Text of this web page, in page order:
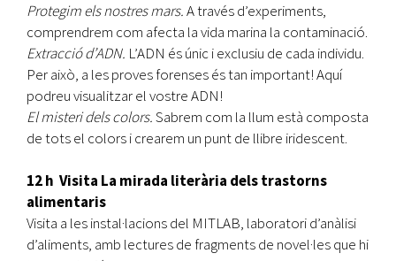
Protegim els nostres mars.A través d’experiments,
comprendrem com afecta la vida marina la contaminació.
Extracció d’ADN. L’ADN és únic i exclusiu de cada individu.
Per això, a les proves forenses és tan important! Aquí
podreu visualitzar el vostre ADN!
El misteri dels colors.Sabrem com la llum està composta
de tots el colors i crearem un punt de llibre iridescent.
12 h Visita La mirada literària dels trastorns
alimentaris
Visita a les instal·lacions del MITLAB, laboratori d’anàlisi
d’aliments, amb lectures de fragments de novel·les que hi